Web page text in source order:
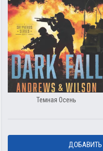
Темная Осень